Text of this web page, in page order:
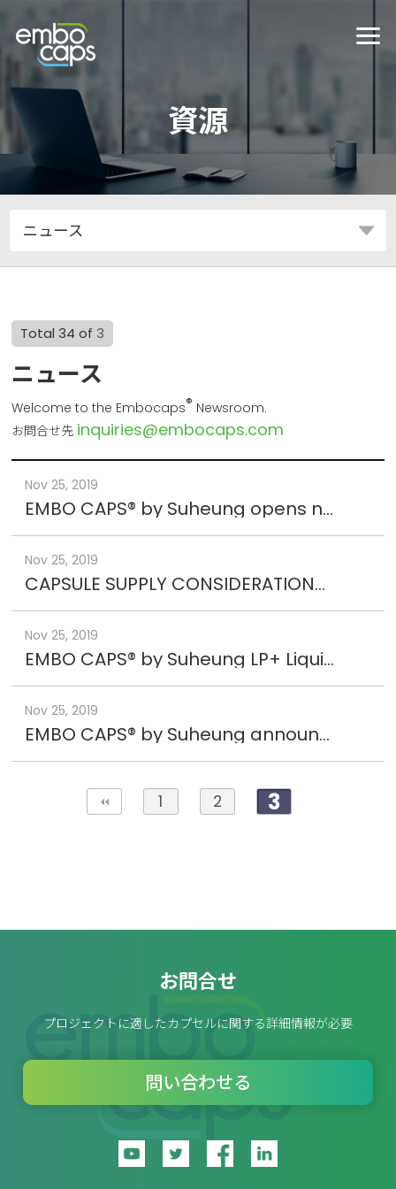
資源
Total 34 of 3
ニュース
Welcome to the Embocaps® Newsroom.
お問合せ先 inquiries@embocaps.com
Nov 25, 2019
EMBO CAPS® by Suheung opens new capsule factory
Nov 25, 2019
CAPSULE SUPPLY CONSIDERATIONS IN THE YEAR 2019
Nov 25, 2019
EMBO CAPS® by Suheung LP+ Liquid Capsule
Nov 25, 2019
EMBO CAPS® by Suheung announces release of the EMBO CAPS® VGα
1 2 3
お問合せ
プロジェクトに適したカプセルに関する詳細情報が必要
問い合わせる